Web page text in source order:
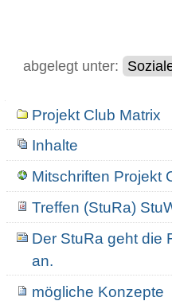
abgelegt unter:
Navigation
Projekt Club Matrix
Inhalte
Mitschriften Projekt
Treffen (StuRa)
Der StuRa geht die
an.
mögliche Konzepte